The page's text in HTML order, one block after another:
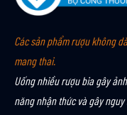
Các sản phẩm rượu không
mang thai.
Uống nhiều rượu bia gây
năng nhận thức và gây